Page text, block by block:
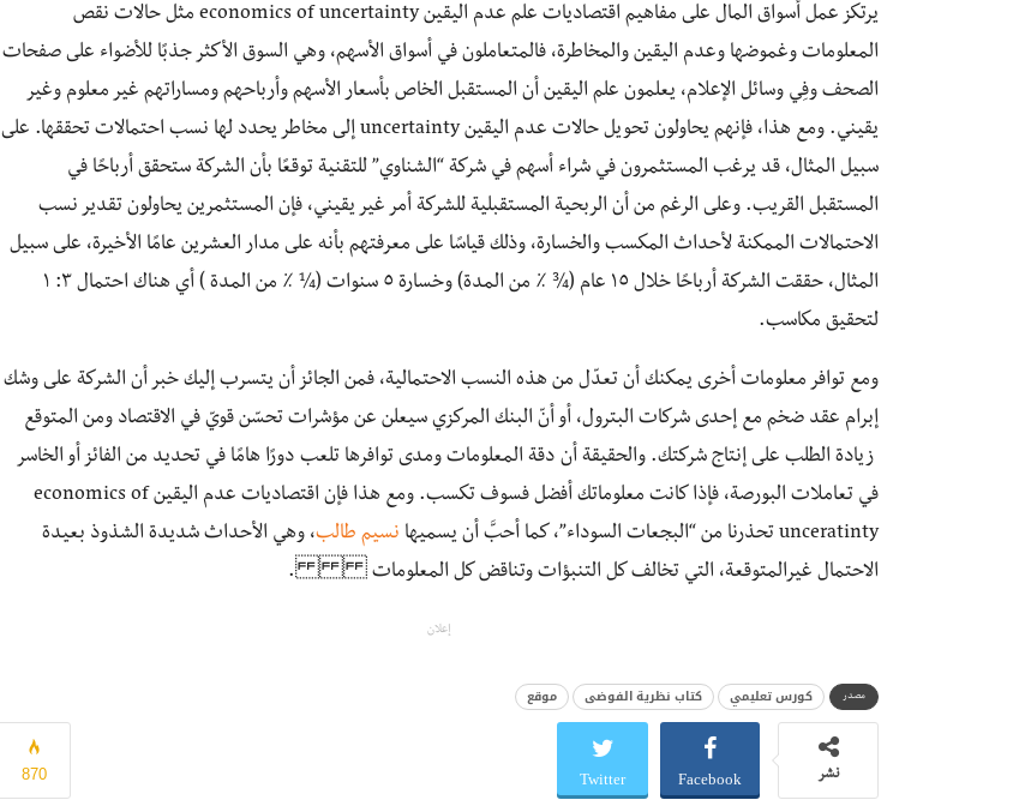
يرتكز عمل أسواق المال على مفاهيم اقتصاديات علم عدم اليقين economics of uncertainty مثل حالات نقص
المعلومات وغموضها وعدم اليقين والمخاطرة، فالمتعاملون في أسواق الأسهم، وهي السوق الأكثر جذبًا للأضواء على صفحات
الصحف وفِي وسائل الإعلام، يعلمون علم اليقين أن المستقبل الخاص بأسعار الأسهم وأرباحهم ومساراتهم غير معلوم وغير
يقيني. ومع هذا، فإنهم يحاولون تحويل حالات عدم اليقين uncertainty إلى مخاطر يحدد لها نسب احتمالات تحققها. على
سبيل المثال، قد يرغب المستثمرون في شراء أسهم في شركة “الشناوي” للتقنية توقعًا بأن الشركة ستحقق أرباحًا في
المستقبل القريب. وعلى الرغم من أن الربحية المستقبلية للشركة أمر غير يقيني، فإن المستثمرين يحاولون تقدير نسب
الاحتمالات الممكنة لأحداث المكسب والخسارة، وذلك قياسًا على معرفتهم بأنه على مدار العشرين عامًا الأخيرة، على سبيل
المثال، حققت الشركة أرباحًا خلال ١٥ عام (¾ ٪ من المدة) وخسارة ٥ سنوات (¼ ٪ من المدة ) أي هناك احتمال ٣: ١
لتحقيق مكاسب.
ومع توافر معلومات أخرى يمكنك أن تعدّل من هذه النسب الاحتمالية، فمن الجائز أن يتسرب إليك خبر أن الشركة على وشك
إبرام عقد ضخم مع إحدى شركات البترول، أو أنّ البنك المركزي سيعلن عن مؤشرات تحسّن قويّ في الاقتصاد ومن المتوقع
زيادة الطلب على إنتاج شركتك. والحقيقة أن دقة المعلومات ومدى توافرها تلعب دورًا هامًا في تحديد من الفائز أو الخاسر
في تعاملات البورصة، فإذا كانت معلوماتك أفضل فسوف تكسب. ومع هذا فإن اقتصاديات عدم اليقين economics of
unceratinty تحذرنا من “البجعات السوداء”، كما أحبَّ أن يسميها
نسيم طالب، وهي الأحداث شديدة الشذوذ بعيدة
الاحتمال غيرالمتوقعة، التي تخالف كل التنبؤات وتناقض كل المعلومات .
إعلان
مصدر كورس تعليمي كتاب نظرية الفوضى موقع
870 نشر Facebook
Twitter